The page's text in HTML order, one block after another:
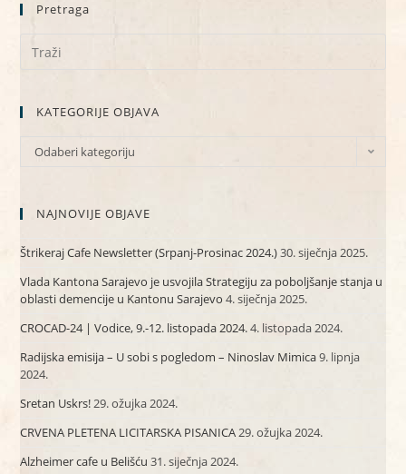
Pretraga
KATEGORIJE OBJAVA
Odaberi kategoriju
NAJNOVIJE OBJAVE
Štrikeraj Cafe Newsletter (Srpanj-Prosinac 2024.)30. siječnja 2025.
Vlada Kantona Sarajevo je usvojila Strategiju za poboljšanje stanja u
oblasti demencije u Kantonu Sarajevo 4. siječnja 2025.
CROCAD-24 | Vodice, 9.-12. listopada 2024.4. listopada 2024.
Radijska emisija – U sobi s pogledom – Ninoslav Mimica9. lipnja
2024.
Sretan Uskrs!29. ožujka 2024.
CRVENA PLETENA LICITARSKA PISANICA29. ožujka 2024.
Alzheimer cafe u Belišću 31. siječnja 2024.